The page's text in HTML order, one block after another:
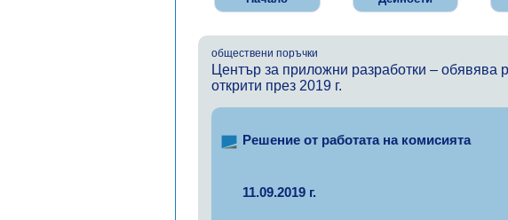
обществени поръчки
Център за приложни разработки – обявява
открити през 2019 г.
Решение от работата на комисията
11.09.2019 г.